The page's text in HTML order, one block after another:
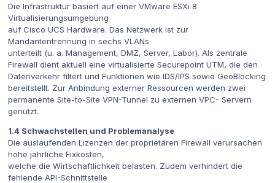
Die Infrastruktur basiert auf einer VMware ESXi 8
Virtualisierungsumgebung
auf Cisco UCS Hardware. Das Netzwerk ist zur
Mandantentrennung in sechs VLANs
unterteilt (u. a. Management, DMZ, Server, Labor). Als zentrale
Firewall dient aktuell eine virtualisierte Securepoint UTM, die den
Datenverkehr filtert und Funktionen wie IDS/IPS sowie GeoBlocking
bereitstellt. Zur Anbindung externer Ressourcen werden zwei
permanente Site-to-Site VPN-Tunnel zu externen VPC- Servern
genutzt.
1.4 Schwachstellen und Problemanalyse
Die auslaufenden Lizenzen der proprietären Firewall verursachen
hohe jährliche Fixkosten,
welche die Wirtschaftlichkeit belasten. Zudem verhindert die
fehlende API-Schnittstelle